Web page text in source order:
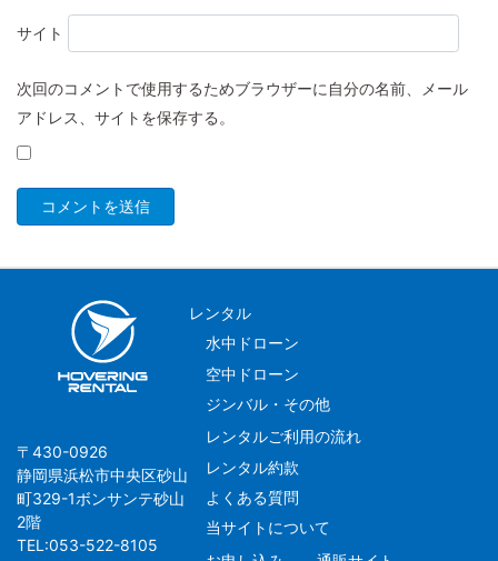
サイト
次回のコメントで使用するためブラウザーに自分の名前、メール
アドレス、サイトを保存する。
〒430-0926
静岡県浜松市中央区砂山
町329-1ボンサンテ砂山
2階
TEL:053-522-8105
レンタル
水中ドローン
空中ドローン
ジンバル・その他
レンタルご利用の流れ
レンタル約款
よくある質問
当サイトについて